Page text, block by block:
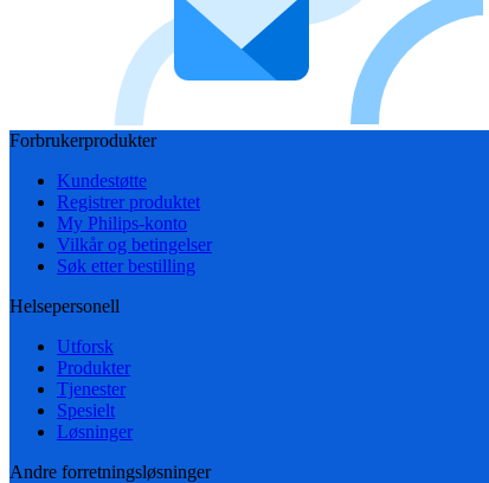
Forbrukerprodukter
Kundestøtte
Registrer produktet
My Philips-konto
Vilkår og betingelser
Søk etter bestilling
Helsepersonell
Utforsk
Produkter
Tjenester
Spesielt
Løsninger
Andre forretningsløsninger